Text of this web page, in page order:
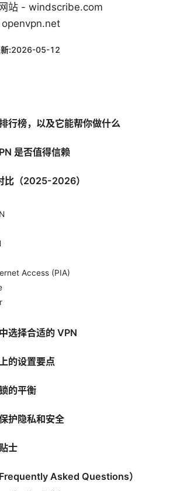
站 - windscribe.com
:2026-05-12
行榜，以及它能帮你做什么
是否值得信赖
比（2025-2026）
Access (PIA)
选择合适的 VPN
的设置要点
的平衡
护隐私和安全
士
Asked Questions）